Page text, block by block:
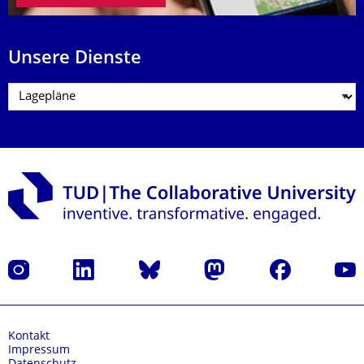
Unsere Dienste
Instagram LinkedIn Bluesky Mastodon Facebook
Kontakt
Impressum